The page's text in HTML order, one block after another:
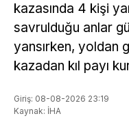
kazasında 4 kişi
savrulduğu anlar
yansırken, yoldan
kazadan kıl payı
Giriş: 08-08-2026 23:19
Kaynak: İHA